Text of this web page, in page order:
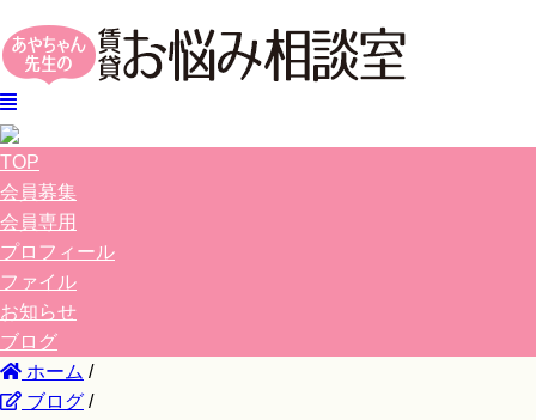
TOP
会員募集
会員専用
プロフィール
ファイル
お知らせ
ブログ
ホーム /
ブログ /